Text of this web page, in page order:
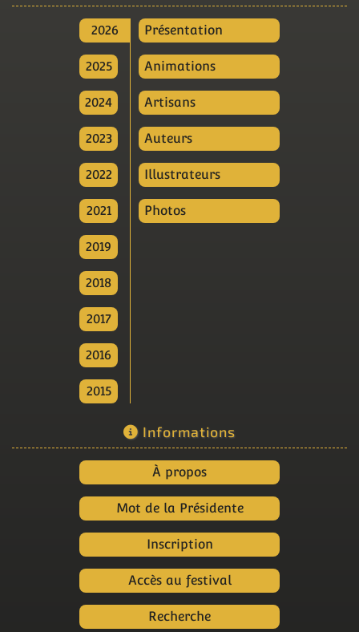
2026
2025
2024
2023
2022
2021
2019
2018
2017
2016
2015
Présentation
Animations
Artisans
Auteurs
Illustrateurs
Photos
Informations
À propos
Mot de la Présidente
Inscription
Accès au festival
Recherche